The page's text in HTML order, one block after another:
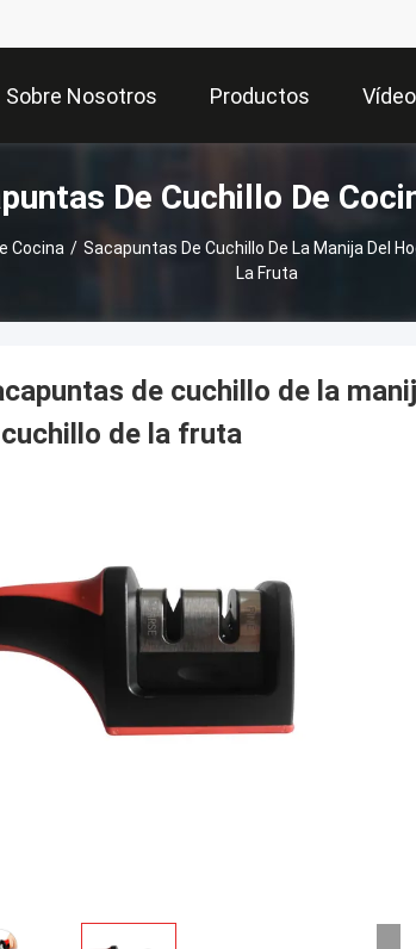
Sobre Nosotros Productos
De Cuchillo De
Cocina / Sacapuntas De Cuchillo De La Manija Del
La Fruta
de cuchillo de la
de la fruta